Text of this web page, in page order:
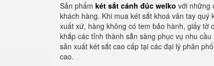
Sản phẩm két sắt cánh đúc welko với những
khách hàng. Khi mua két sắt khoá vân tay
xuất xứ, hàng không có tem bảo hành, giấy
khắp các tỉnh thành sẵn sàng phục vụ nhu
sản xuất két sắt cao cấp tại các đại lý phân
cao.